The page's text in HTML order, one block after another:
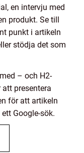
en intervju med
produkt. Se till
punkt i artikeln
stödja det som
– och H2-
presentera
för att artikeln
Google-sök.